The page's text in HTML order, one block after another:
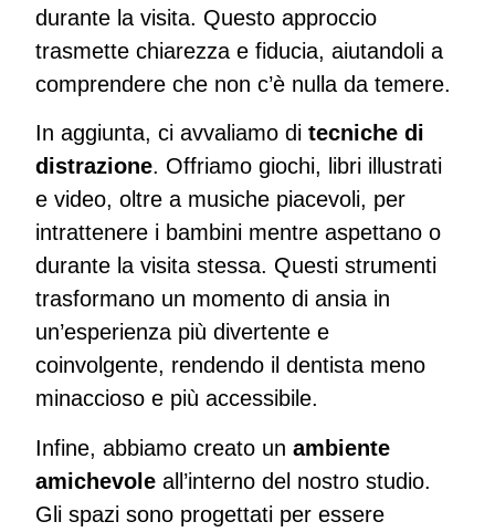
durante la visita. Questo approccio
trasmette chiarezza e fiducia, aiutandoli a
comprendere che non c’è nulla da temere.
In aggiunta, ci avvaliamo di tecniche di
distrazione. Offriamo giochi, libri illustrati
e video, oltre a musiche piacevoli, per
intrattenere i bambini mentre aspettano o
durante la visita stessa. Questi strumenti
trasformano un momento di ansia in
un’esperienza più divertente e
coinvolgente, rendendo il dentista meno
minaccioso e più accessibile.
Infine, abbiamo creato un ambiente
amichevole all’interno del nostro studio.
Gli spazi sono progettati per essere